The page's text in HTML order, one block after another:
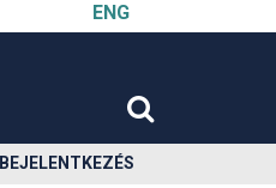
ENG
BEJELENTKEZÉS